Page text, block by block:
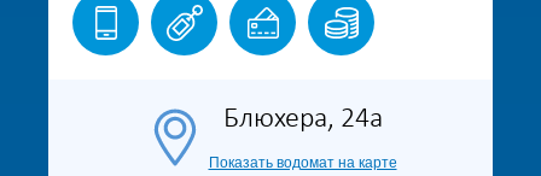
Блюхера, 24а
Показать водомат на карте